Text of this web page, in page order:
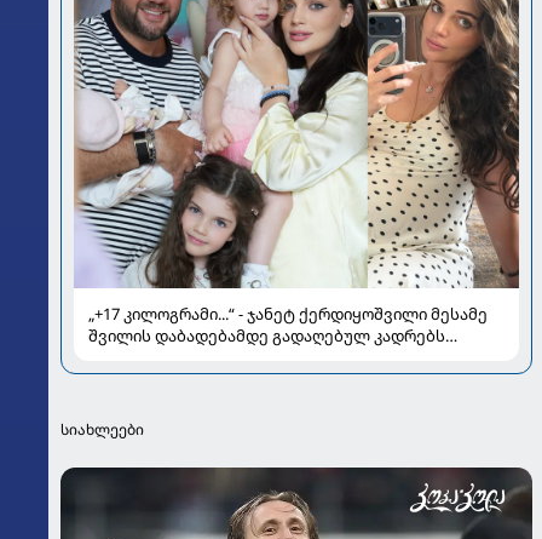
„+17 კილოგრამი...“ - ჯანეტ ქერდიყოშვილი მესამე
შვილის დაბადებამდე გადაღებულ კადრებს
სიახლეები